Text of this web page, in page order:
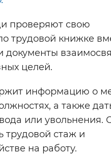
ассистент
Остановить
настройки
проверяют свою
трудовой книжке
документы
целей.
информацию о
а также
или увольнения.
трудовой стаж и
на работу.